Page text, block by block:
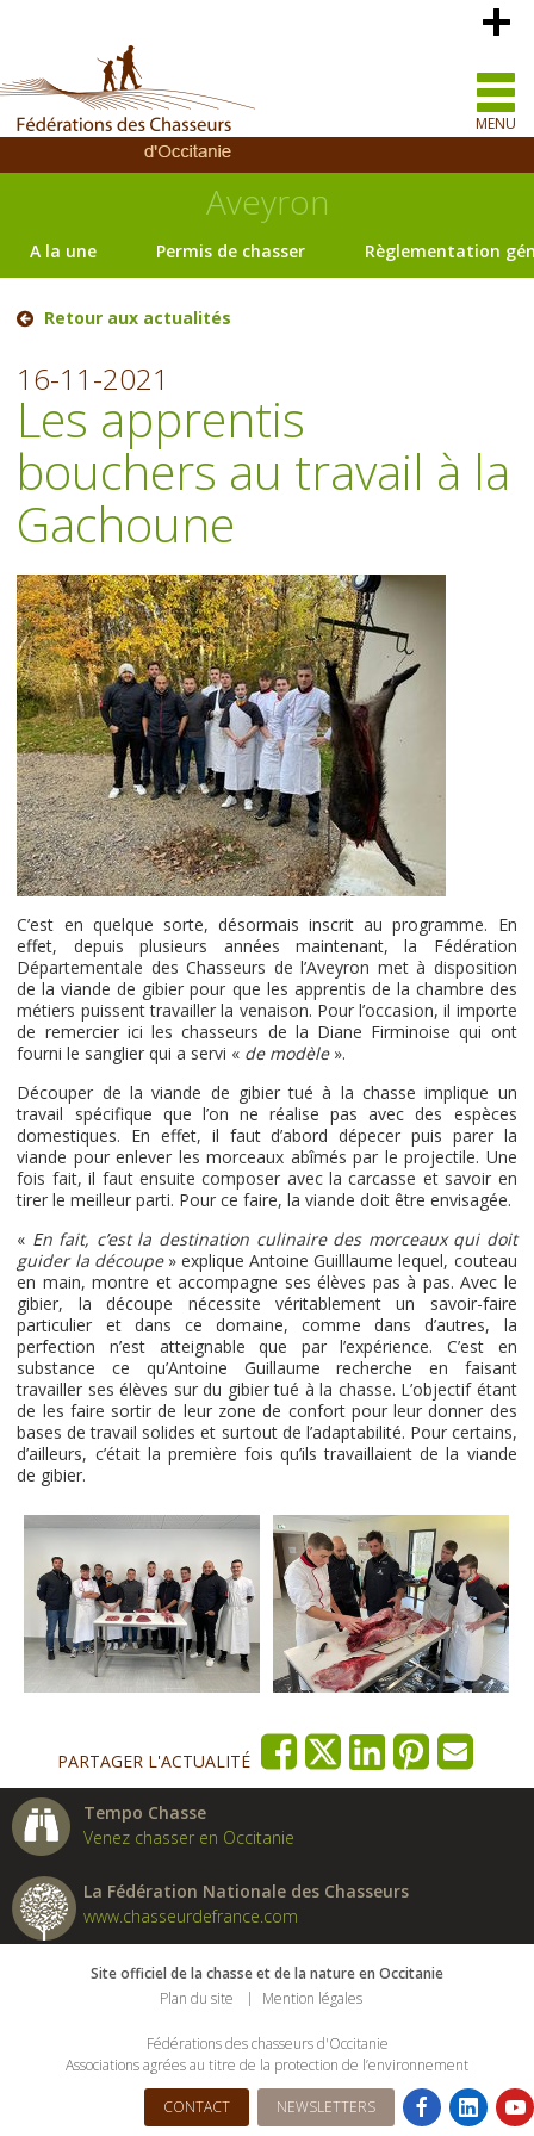
MENU
Aveyron
A la une Permis de chasser Règlementation
Retour aux actualités
16-11-2021
Les apprentis
bouchers au travail à la
Gachoune
C’est en quelque sorte, désormais inscrit au programme. En
effet, depuis plusieurs années maintenant, la Fédération
Départementale des Chasseurs de l’Aveyron met à disposition
de la viande de gibier pour que les apprentis de la chambre des
métiers puissent travailler la venaison. Pour l’occasion, il importe
de remercier ici les chasseurs de la Diane Firminoise qui ont
fourni le sanglier qui a servi « de modèle».
Découper de la viande de gibier tué à la chasse implique un
travail spécifique que l’on ne réalise pas avec des espèces
domestiques. En effet, il faut d’abord dépecer puis parer la
viande pour enlever les morceaux abîmés par le projectile. Une
fois fait, il faut ensuite composer avec la carcasse et savoir en
tirer le meilleur parti. Pour ce faire, la viande doit être envisagée.
« En fait, c’est la destination culinaire des morceaux qui doit
guider la découpe» explique Antoine Guilllaume lequel, couteau
en main, montre et accompagne ses élèves pas à pas. Avec le
gibier, la découpe nécessite véritablement un savoir-faire
particulier et dans ce domaine, comme dans d’autres, la
perfection n’est atteignable que par l’expérience. C’est en
substance ce qu’Antoine Guillaume recherche en faisant
travailler ses élèves sur du gibier tué à la chasse. L’objectif étant
de les faire sortir de leur zone de confort pour leur donner des
bases de travail solides et surtout de l’adaptabilité. Pour certains,
d’ailleurs, c’était la première fois qu’ils travaillaient de la viande
de gibier.
PARTAGER L'ACTUALITÉ
Tempo Chasse
Venez chasser en Occitanie
La Fédération Nationale des Chasseurs
www.chasseurdefrance.com
Site officiel de la chasse et de la nature en Occitanie
Plan du site
Mention légales
Fédérations des chasseurs d'Occitanie
Associations agrées au titre de la protection de l’environnement
CONTACT NEWSLETTERS